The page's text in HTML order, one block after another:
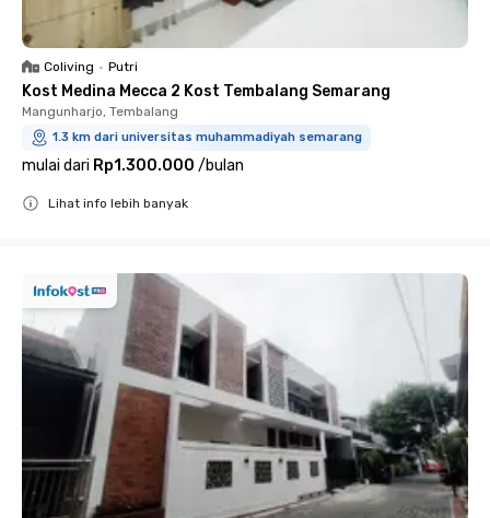
Coliving • Putri
Kost Medina Mecca 2 Kost Tembalang Semarang
Mangunharjo, Tembalang
1.3 km dari universitas muhammadiyah semarang
mulai dari Rp1.300.000 /bulan
Lihat info lebih banyak